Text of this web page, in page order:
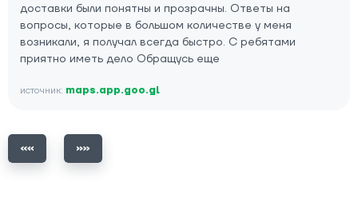
доставки были понятны и прозрачны. Ответы на
вопросы, которые в большом количестве у меня
возникали, я получал всегда быстро. С ребятами
приятно иметь дело Обращусь еще
источник: maps.app.goo.gl